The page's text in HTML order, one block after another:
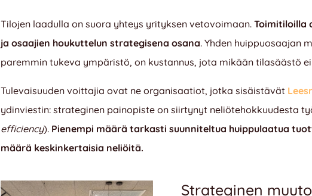
Tilojen laadulla on suora yhteys yrityksen vetovoimaan. Toimitiloilla
ja osaajien houkuttelun strategisena osana. Yhden huippuosaajan
paremmin tukeva ympäristö, on kustannus, jota mikään tilasäästö
Tulevaisuuden voittajia ovat ne organisaatiot, jotka sisäistävät
ydinviestin: strateginen painopiste on siirtynyt neliötehokkuudesta
efficiency). Pienempi määrä tarkasti suunniteltua huippulaatua
määrä keskinkertaisia neliöitä.
Strateginen